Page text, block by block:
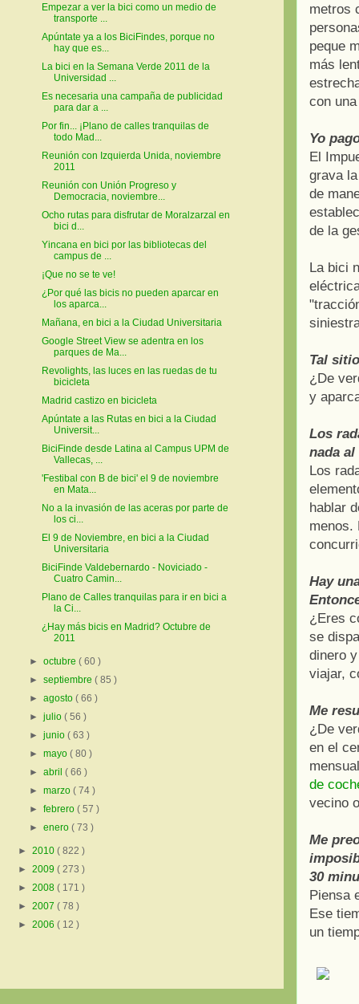
metros
peque
más
con
Yo
El
grava
de
de la
La bici
Tal
¿De
y
Los
nada
Los
hablar
menos.
Hay
¿Eres
se
dinero
viajar,
Me
¿De
en el
de
vecino
Me
30
Piensa
Ese
un
Empezar a ver la bici como un medio de
transporte ...
Apúntate ya a los BiciFindes, porque no
hay que es...
La bici en la Semana Verde 2011 de la
Universidad ...
Es necesaria una campaña de publicidad
para dar a ...
Por fin... ¡Plano de calles tranquilas de
todo Mad...
Reunión con Izquierda Unida, noviembre
2011
Reunión con Unión Progreso y
Democracia, noviembre...
Ocho rutas para disfrutar de Moralzarzal en
bici d...
Yincana en bici por las bibliotecas del
campus de ...
¡Que no se te ve!
¿Por qué las bicis no pueden aparcar en
los aparca...
Mañana, en bici a la Ciudad Universitaria
Google Street View se adentra en los
parques de Ma...
Revolights, las luces en las ruedas de tu
bicicleta
Madrid castizo en bicicleta
Apúntate a las Rutas en bici a la Ciudad
Universit...
BiciFinde desde Latina al Campus UPM de
Vallecas, ...
'Festibal con B de bici' el 9 de noviembre
en Mata...
No a la invasión de las aceras por parte de
los ci...
El 9 de Noviembre, en bici a la Ciudad
Universitaria
BiciFinde Valdebernardo - Noviciado -
Cuatro Camin...
Plano de Calles tranquilas para ir en bici a
la Ci...
¿Hay más bicis en Madrid? Octubre de
2011
►octubre( 60 )
►septiembre( 85 )
►agosto( 66 )
►julio( 56 )
►junio( 63 )
►mayo( 80 )
►abril( 66 )
►marzo( 74 )
►febrero( 57 )
►enero( 73 )
► 2010 ( 822 )
► 2009 ( 273 )
► 2008 ( 171 )
► 2007 ( 78 )
► 2006 ( 12 )